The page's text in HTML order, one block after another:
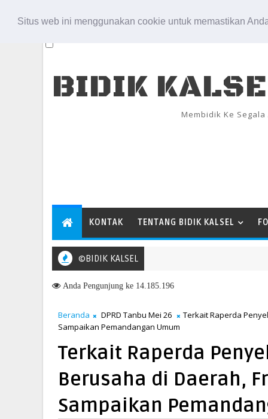
Situs web ini menggunakan cookie untuk memastikan
BIDIK
Membidik Ke Segala
KONTAK TENTANG BIDIK KALSEL
©BIDIK KALSEL
Calon Paskibraka 2026
Anda Pengunjung ke 14.185.196
Beranda DPRD Tanbu Mei 26
Terkait Raperda
Sampaikan Pemandangan Umum
Terkait Raperda
Berusaha di Daerah,
Sampaikan